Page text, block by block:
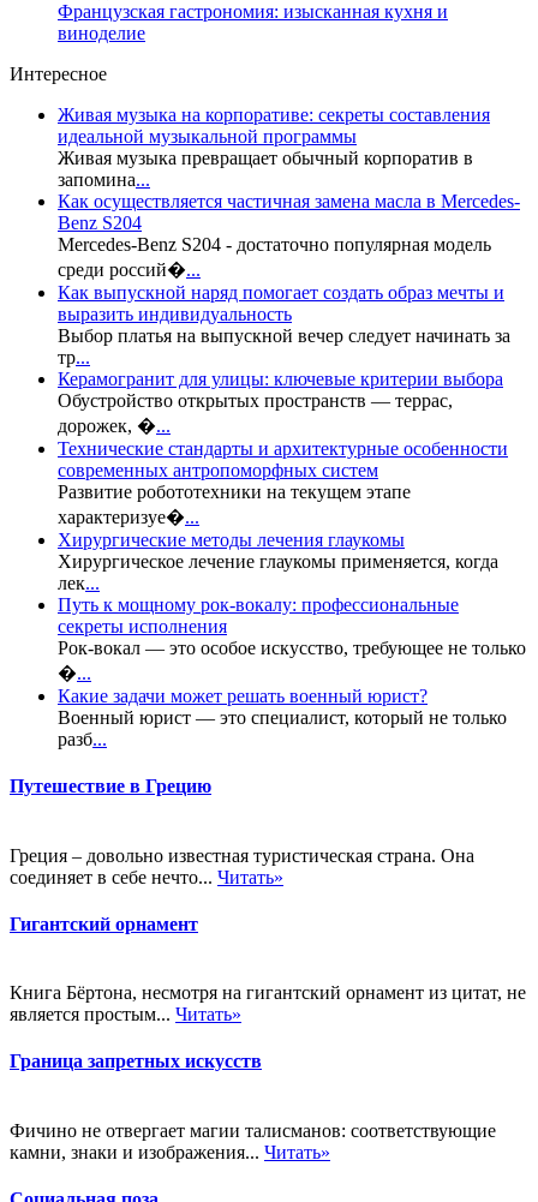
Французская гастрономия: изысканная кухня и
виноделие
Интересное
Живая музыка на корпоративе: секреты составления
идеальной музыкальной программы
Живая музыка превращает обычный корпоратив в
запомина...
Как осуществляется частичная замена масла в Mercedes-
Benz S204
Mercedes-Benz S204 - достаточно популярная модель
среди россий�...
Как выпускной наряд помогает создать образ мечты и
выразить индивидуальность
Выбор платья на выпускной вечер следует начинать за
тр...
Керамогранит для улицы: ключевые критерии выбора
Обустройство открытых пространств — террас,
дорожек, �...
Технические стандарты и архитектурные особенности
современных антропоморфных систем
Развитие робототехники на текущем этапе
характеризуе�...
Хирургические методы лечения глаукомы
Хирургическое лечение глаукомы применяется, когда
лек...
Путь к мощному рок-вокалу: профессиональные
секреты исполнения
Рок-вокал — это особое искусство, требующее не только
�...
Какие задачи может решать военный юрист?
Военный юрист — это специалист, который не только
разб...
Путешествие в Грецию
Греция – довольно известная туристическая страна. Она
соединяет в себе нечто... Читать»
Гигантский орнамент
Книга Бёртона, несмотря на гигантский орнамент из цитат, не
является простым... Читать»
Граница запретных искусств
Фичино не отвергает магии талисманов: соответствующие
камни, знаки и изображения... Читать»